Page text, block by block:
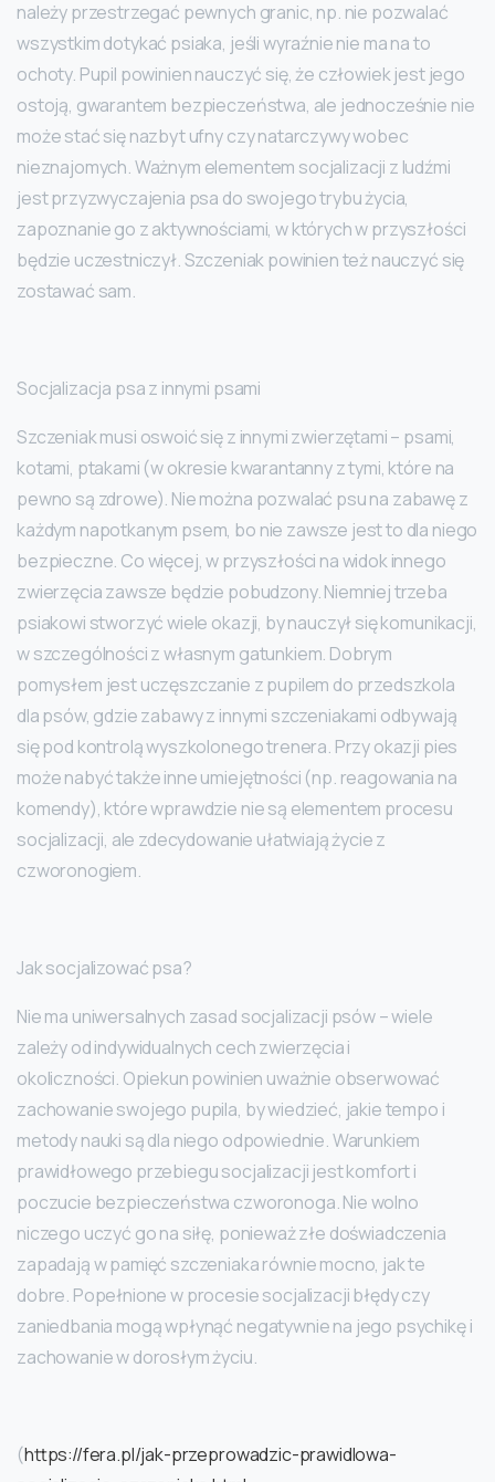
należy przestrzegać pewnych granic, np. nie pozwalać
wszystkim dotykać psiaka, jeśli wyraźnie nie ma na to
ochoty. Pupil powinien nauczyć się, że człowiek jest jego
ostoją, gwarantem bezpieczeństwa, ale jednocześnie nie
może stać się nazbyt ufny czy natarczywy wobec
nieznajomych. Ważnym elementem socjalizacji z ludźmi
jest przyzwyczajenia psa do swojego trybu życia,
zapoznanie go z aktywnościami, w których w przyszłości
będzie uczestniczył. Szczeniak powinien też nauczyć się
zostawać sam.
Socjalizacja psa z innymi psami
Szczeniak musi oswoić się z innymi zwierzętami – psami,
kotami, ptakami (w okresie kwarantanny z tymi, które na
pewno są zdrowe). Nie można pozwalać psu na zabawę z
każdym napotkanym psem, bo nie zawsze jest to dla niego
bezpieczne. Co więcej, w przyszłości na widok innego
zwierzęcia zawsze będzie pobudzony. Niemniej trzeba
psiakowi stworzyć wiele okazji, by nauczył się komunikacji,
w szczególności z własnym gatunkiem. Dobrym
pomysłem jest uczęszczanie z pupilem do przedszkola
dla psów, gdzie zabawy z innymi szczeniakami odbywają
się pod kontrolą wyszkolonego trenera. Przy okazji pies
może nabyć także inne umiejętności (np. reagowania na
komendy), które wprawdzie nie są elementem procesu
socjalizacji, ale zdecydowanie ułatwiają życie z
czworonogiem.
Jak socjalizować psa?
Nie ma uniwersalnych zasad socjalizacji psów – wiele
zależy od indywidualnych cech zwierzęcia i
okoliczności. Opiekun powinien uważnie obserwować
zachowanie swojego pupila, by wiedzieć, jakie tempo i
metody nauki są dla niego odpowiednie. Warunkiem
prawidłowego przebiegu socjalizacji jest komfort i
poczucie bezpieczeństwa czworonoga. Nie wolno
niczego uczyć go na siłę, ponieważ złe doświadczenia
zapadają w pamięć szczeniaka równie mocno, jak te
dobre. Popełnione w procesie socjalizacji błędy czy
zaniedbania mogą wpłynąć negatywnie na jego psychikę i
zachowanie w dorosłym życiu.
(https://fera.pl/jak-przeprowadzic-prawidlowa-